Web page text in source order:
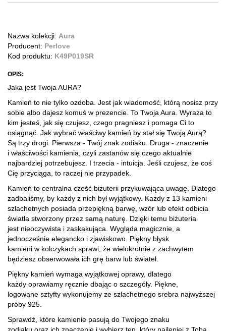
Nazwa kolekcji: Aura
Producent: Perlove
Kod produktu: K49P019SR
OPIS:
Jaka jest Twoja AURA?
Kamień to nie tylko ozdoba. Jest jak wiadomość, którą nosisz przy
sobie albo dajesz komuś w prezencie. To Twoja Aura. Wyraża to
kim jesteś, jak się czujesz, czego pragniesz i pomaga Ci to
osiągnąć. Jak wybrać właściwy kamień by stał się Twoją Aurą?
Są trzy drogi. Pierwsza - Twój znak zodiaku. Druga - znaczenie
i właściwości kamienia, czyli zastanów się czego aktualnie
najbardziej potrzebujesz. I trzecia - intuicja. Jeśli czujesz, że coś
Cię przyciąga, to raczej nie przypadek.
Kamień to centralna cześć biżuterii przykuwająca uwagę. Dlatego
zadbaliśmy, by każdy z nich był wyjątkowy. Każdy z 13 kamieni
szlachetnych posiada przepiękną barwę, wzór lub efekt odbicia
światła stworzony przez samą naturę. Dzięki temu biżuteria
jest nieoczywista i zaskakująca. Wygląda magicznie, a
jednocześnie elegancko i zjawiskowo. Piękny błysk
kamieni w kolczykach sprawi, że wielokrotnie z zachwytem
będziesz obserwowała ich grę barw lub świateł.
Piękny kamień wymaga wyjątkowej oprawy, dlatego
każdy oprawiamy ręcznie dbając o szczegóły. Piękne,
logowane sztyfty wykonujemy ze szlachetnego srebra najwyższej
próby 925.
Sprawdź, które kamienie pasują do Twojego znaku